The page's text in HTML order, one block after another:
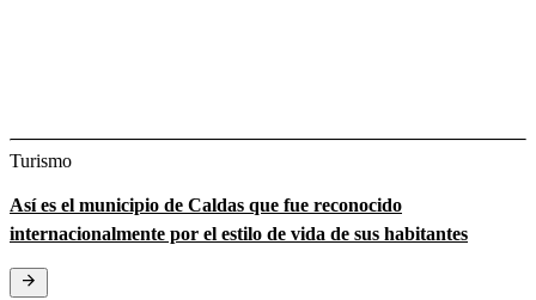
Turismo
Así es el municipio de Caldas que fue reconocido
internacionalmente por el estilo de vida de sus habitantes